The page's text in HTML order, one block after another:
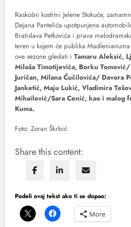
Raskošni kostimi Jelene Stokuće,
Dejana Pantelića upotpunjena
Bratislava Petkovića i prava
teren u kojem će publika
ove sezone gledati i Tamaru Aleksić,
Miloša Timotijevića, Borku
Juričan, Milana Čučilovića/ Davora
Janketić, Maju Lukić, Vladimira
Mihailović/Sara Cenić, kao i malog
Kuma.
Foto: Zoran Škrbić
Share this content:
Podeli ovaj tekst ako ti se dopao:
More